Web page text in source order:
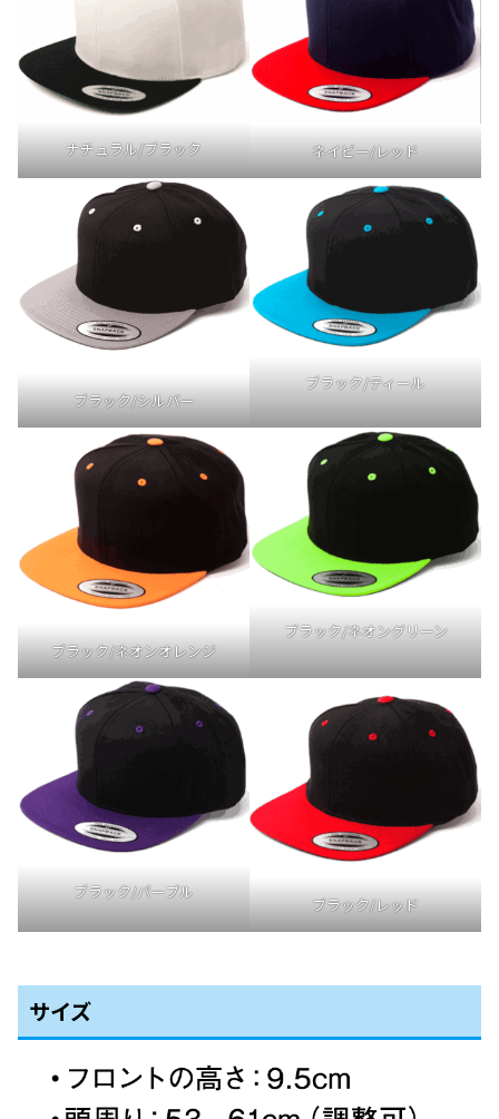
ナチュラル/ブラック ネイビー/レッド
ブラック/シルバー
ブラック/ティール
ブラック/ネオンオレンジ
ブラック/ネオングリーン
ブラック/パープル
ブラック/レッド
サイズ